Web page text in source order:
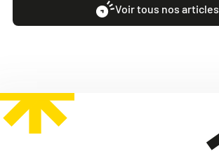
Voir tous nos articles